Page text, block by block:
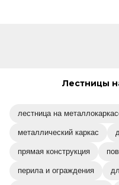
Лестницы
лестница на
металлический каркас
прямая конструкция
перила и ограждения